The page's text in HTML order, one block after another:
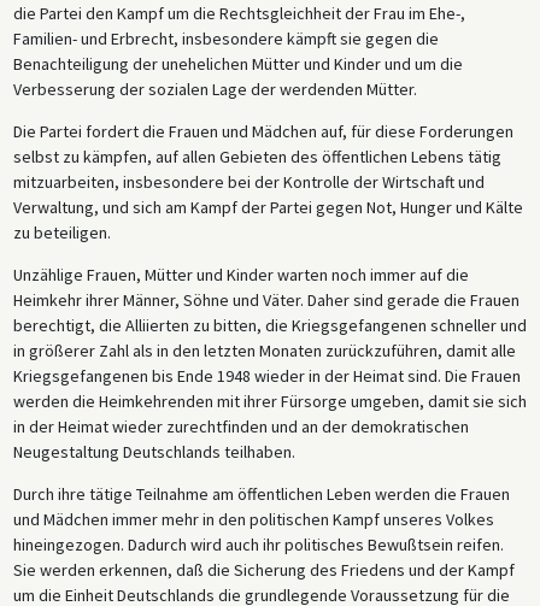
die Partei den Kampf um die Rechtsgleichheit der Frau im Ehe-,
Familien- und Erbrecht, insbesondere kämpft sie gegen die
Benachteiligung der unehelichen Mütter und Kinder und um die
Verbesserung der sozialen Lage der werdenden Mütter.
Die Partei fordert die Frauen und Mädchen auf, für diese Forderungen
selbst zu kämpfen, auf allen Gebieten des öffentlichen Lebens tätig
mitzuarbeiten, insbesondere bei der Kontrolle der Wirtschaft und
Verwaltung, und sich am Kampf der Partei gegen Not, Hunger und Kälte
zu beteiligen.
Unzählige Frauen, Mütter und Kinder warten noch immer auf die
Heimkehr ihrer Männer, Söhne und Väter. Daher sind gerade die Frauen
berechtigt, die Alliierten zu bitten, die Kriegsgefangenen schneller und
in größerer Zahl als in den letzten Monaten zurückzuführen, damit alle
Kriegsgefangenen bis Ende 1948 wieder in der Heimat sind. Die Frauen
werden die Heimkehrenden mit ihrer Fürsorge umgeben, damit sie sich
in der Heimat wieder zurechtfinden und an der demokratischen
Neugestaltung Deutschlands teilhaben.
Durch ihre tätige Teilnahme am öffentlichen Leben werden die Frauen
und Mädchen immer mehr in den politischen Kampf unseres Volkes
hineingezogen. Dadurch wird auch ihr politisches Bewußtsein reifen.
Sie werden erkennen, daß die Sicherung des Friedens und der Kampf
um die Einheit Deutschlands die grundlegende Voraussetzung für die